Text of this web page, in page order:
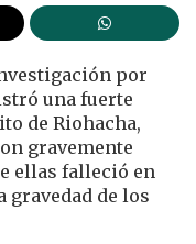
por
una fuerte
de Riohacha,
gravemente
ellas falleció en
gravedad de los